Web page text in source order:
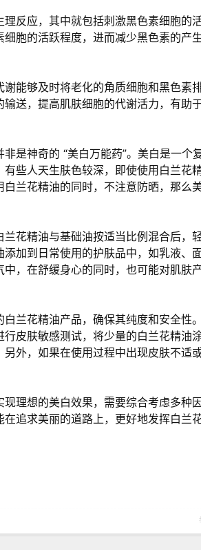
反应，其中就包括刺激黑色素细胞的
胞的活跃程度，进而减少黑色素的产生
能够及时将老化的角质细胞和黑色素
送，提高肌肤细胞的代谢活力，有助
是神奇的 “美白万能药”。美白是一个
些人天生肤色较深，即使使用白兰花
兰花精油的同时，不注意防晒，那么
花精油与基础油按适当比例混合后，
加到日常使用的护肤品中，如乳液、
，在舒缓身心的同时，也可能对肌肤
兰花精油产品，确保其纯度和安全性
皮肤敏感测试，将少量的白兰花精油
外，如果在使用过程中出现皮肤不适
理想的美白效果，需要综合考虑多种因
追求美丽的道路上，更好地发挥白兰